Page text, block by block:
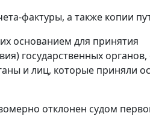
фактуры, а также копии
основанием для принятия
государственных
и лиц, которые приняли
отклонен судом